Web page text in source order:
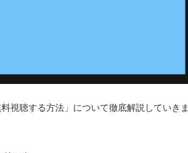
視聴する方法」について徹底解説していきま